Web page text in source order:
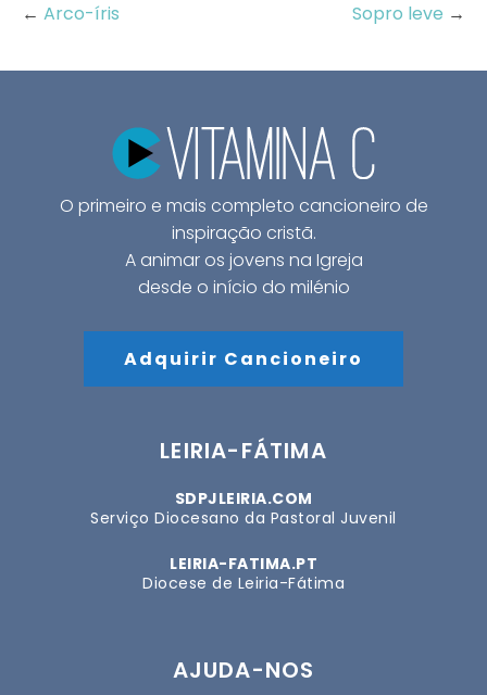
← Arco-íris Sopro leve →
O primeiro e mais completo cancioneiro de
inspiração cristã.
A animar os jovens na Igreja
desde o início do milénio
Adquirir Cancioneiro
LEIRIA-FÁTIMA
SDPJLEIRIA.COM
Serviço Diocesano da Pastoral Juvenil
LEIRIA-FATIMA.PT
Diocese de Leiria-Fátima
AJUDA-NOS